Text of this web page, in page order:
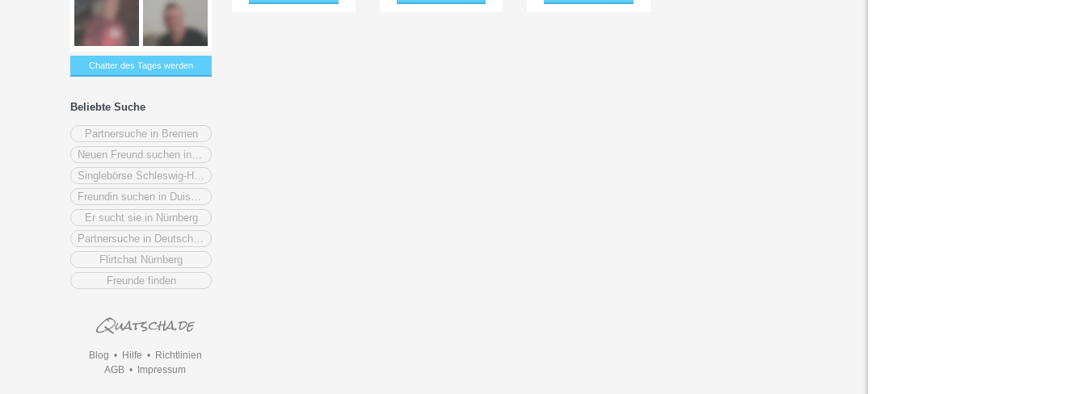
Chatter des Tages werden
Beliebte Suche
Partnersuche in Bremen
Er sucht sie in Nürnberg
Flirtchat Nürnberg
Freunde finden
Blog • Hilfe • Richtlinien
AGB • Impressum